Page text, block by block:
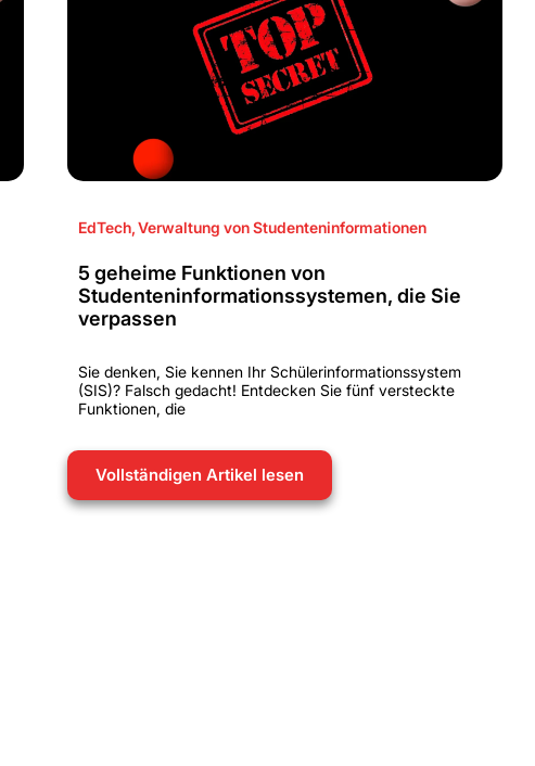
EdTech,Verwaltung von Studenteninformationen
5 geheime Funktionen von
Studenteninformationssystemen, die Sie
verpassen
Sie denken, Sie kennen Ihr Schülerinformationssystem
(SIS)? Falsch gedacht! Entdecken Sie fünf versteckte
Funktionen, die
Vollständigen Artikel lesen